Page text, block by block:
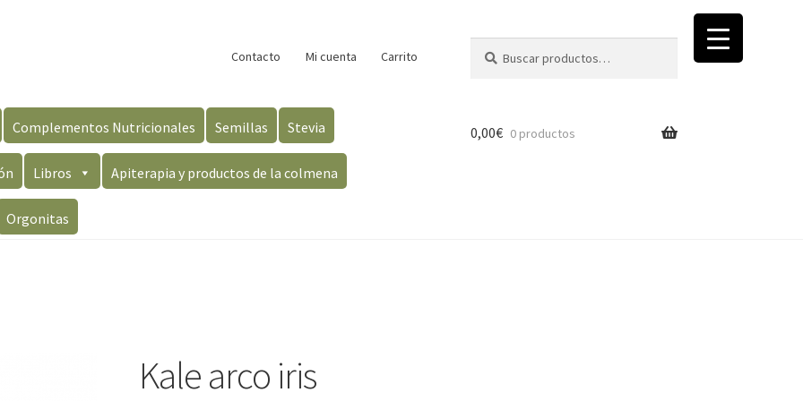
Contacto Mi cuenta Carrito
por:
Complementos Nutricionales Semillas Stevia
Libros Apiterapia y productos de la colmena
Orgonitas
0,00€ 0 productos
Kale arco iris